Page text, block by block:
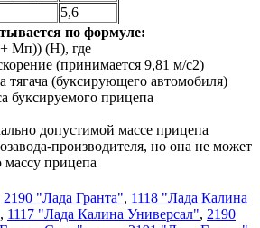
5,6
по формуле:
Мп)) (Н), где
(принимается 9,81 м/с2)
тягача (буксирующего автомобиля)
буксируемого прицепа
допустимой массе прицепа
производителя, но она не может
прицепа
2190 "Лада Гранта", 1118 "Лада Калина
, 1117 "Лада Калина Универсал", 2190